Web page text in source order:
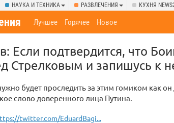
НАУКА И ТЕХНИКА РАЗВЛЕЧЕНИЯ КУХНЯ
Лучшее Горячее Новое
Если подтвердится, что
Стрелковым и запишусь к
будет проследить за этим гомиком как
слово доверенного лица Путина.
twitter.com/EduardBagi...